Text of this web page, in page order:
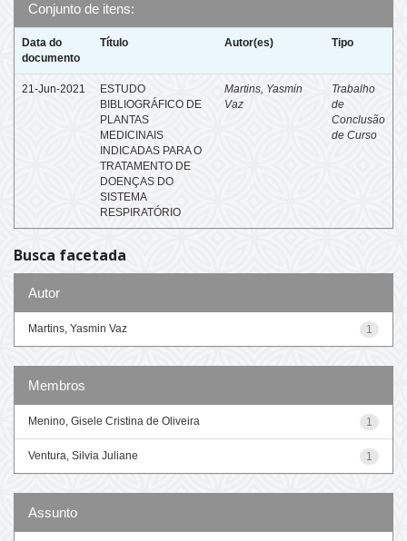
Conjunto de itens:
Data do
documento
Título Autor(es) Tipo
21-Jun-2021
ESTUDO
BIBLIOGRÁFICO DE
PLANTAS
MEDICINAIS
INDICADAS PARA O
TRATAMENTO DE
DOENÇAS DO
SISTEMA
RESPIRATÓRIO
Martins, Yasmin
Vaz
Trabalho
de
Conclusão
de Curso
Busca facetada
Autor
1
Martins, Yasmin Vaz
Membros
1
Menino, Gisele Cristina de Oliveira
1
Ventura, Silvia Juliane
Assunto